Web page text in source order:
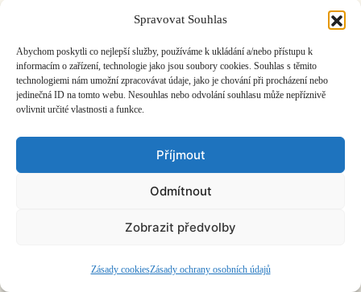
Spravovat Souhlas
Abychom poskytli co nejlepší služby, používáme k ukládání a/nebo přístupu k
informacím o zařízení, technologie jako jsou soubory cookies. Souhlas s těmito
technologiemi nám umožní zpracovávat údaje, jako je chování při procházení nebo
jedinečná ID na tomto webu. Nesouhlas nebo odvolání souhlasu může nepříznivě
ovlivnit určité vlastnosti a funkce.
Příjmout
Odmítnout
Zobrazit předvolby
Zásady cookiesZásady ochrany osobních údajů
Facebook
Bandcamp
Mail
založeno 2001 | Kontaktujte nás:
©2026 HISvoice – design a adminAtelier Dokument